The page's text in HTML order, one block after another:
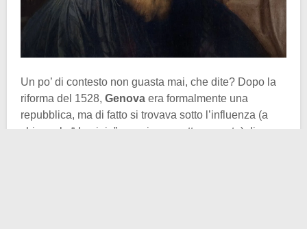
Un po’ di contesto non guasta mai, che dite? Dopo la
riforma del 1528, Genova era formalmente una
repubblica, ma di fatto si trovava sotto l’influenza (a
chiamarlo “dominio” non si commette peccato) di